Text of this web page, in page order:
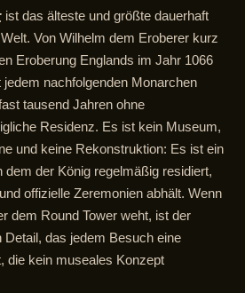
ist das älteste und größte dauerhaft
Von Wilhelm dem Eroberer kurz
Eroberung Englands im Jahr 1066
nachfolgenden Monarchen
tausend Jahren ohne
Residenz. Es ist kein Museum,
und keine Rekonstruktion: Es ist ein
dem der König regelmäßig residiert,
offizielle Zeremonien abhält. Wenn
dem Round Tower weht, ist der
das jedem Besuch eine
die kein museales Konzept